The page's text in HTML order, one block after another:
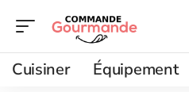
Cuisiner Équipement